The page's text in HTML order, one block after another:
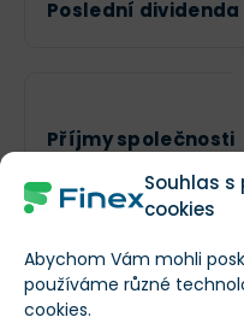
Souhlas
cookies
Abychom Vám mohli
používáme různé
cookies.
Poslední dividenda
Příjmy společnosti
RPS (Příjmy na
Kvartální růst